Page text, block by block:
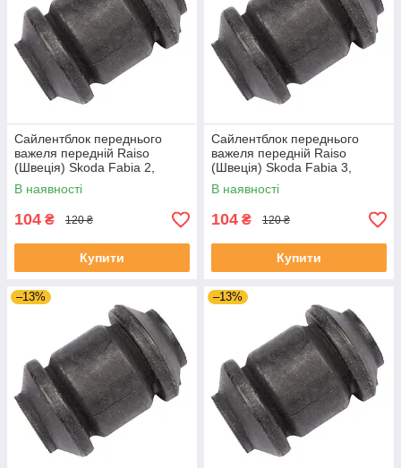
Сайлентблок переднього
важеля передній Raiso
(Швеція) Skoda Fabia 2,
Шкода Фабія 2 06-14 #RL-
1J0182V UADIKZU4
В наявності
104 ₴ 120 ₴
Купити
Сайлентблок переднього
важеля передній Raiso
(Швеція) Skoda Fabia 3,
Шкода Фабія 3 14-21 #RL-
1J0182V UATXDAZ4
В наявності
104 ₴ 120 ₴
Купити
–13% –13%